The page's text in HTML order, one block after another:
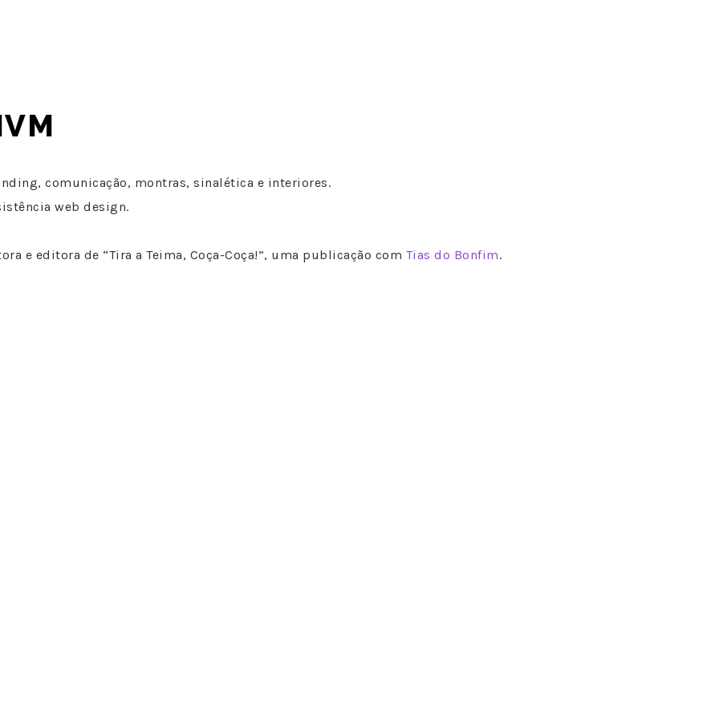
comunicação, montras, sinalética e interiores.
web design.
e editora de “Tira a Teima, Coça-Coça!”, uma publicação com Tias do Bonfim.